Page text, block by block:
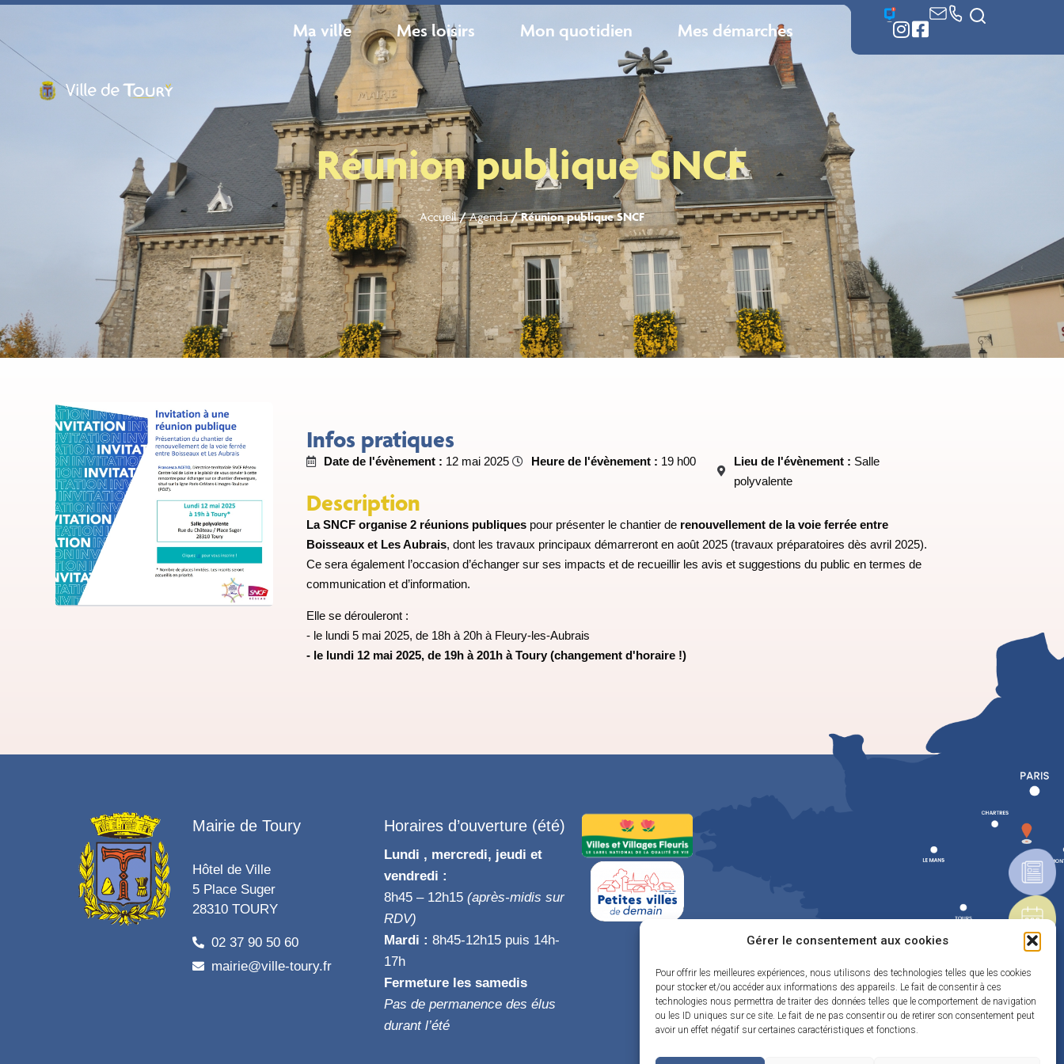
Gérer le consentement aux cookies
Pour offrir les meilleures expériences, nous utilisons des technologies telles que les cookies
pour stocker et/ou accéder aux informations des appareils. Le fait de consentir à ces
technologies nous permettra de traiter des données telles que le comportement de navigation
ou les ID uniques sur ce site. Le fait de ne pas consentir ou de retirer son consentement peut
avoir un effet négatif sur certaines caractéristiques et fonctions.
Ma ville Mes loisirs Mon quotidien Mes démarches
Réunion publique SNCF
Accueil/Agenda/Réunion publique SNCF
Infos pratiques
Date de l'évènement : 12 mai 2025 Heure de l'évènement : 19 h00 Lieu de l'évènement : Salle
polyvalente
Description
La SNCF organise 2 réunions publiquespour présenter le chantier de renouvellement de la voie ferrée entre
Boisseaux et Les Aubrais, dont les travaux principaux démarreront en août 2025 (travaux préparatoires dès avril 2025).
Ce sera également l’occasion d’échanger sur ses impacts et de recueillir les avis et suggestions du public en termes de
communication et d’information.
Elle se dérouleront :
- le lundi 5 mai 2025, de 18h à 20h à Fleury-les-Aubrais
- le lundi 12 mai 2025, de 19h à 201h à Toury (changement d'horaire !)
Mairie de Toury
Hôtel de Ville
5 Place Suger
28310 TOURY
02 37 90 50 60
mairie@ville-toury.fr
Horaires d’ouverture (été)
Lundi , mercredi, jeudi et
vendredi :
8h45 – 12h15(après-midis sur
RDV)
Mardi : 8h45-12h15 puis 14h-
17h
Fermeture les samedis
Pas de permanence des élus
durant l’été